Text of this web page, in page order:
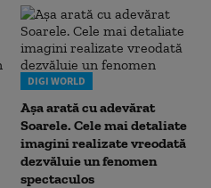
DIGI WORLD
Așa arată cu adevărat
Soarele. Cele mai detaliate
imagini realizate vreodată
dezvăluie un fenomen
spectaculos